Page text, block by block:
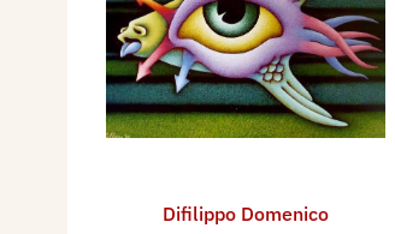
Difilippo Domenico